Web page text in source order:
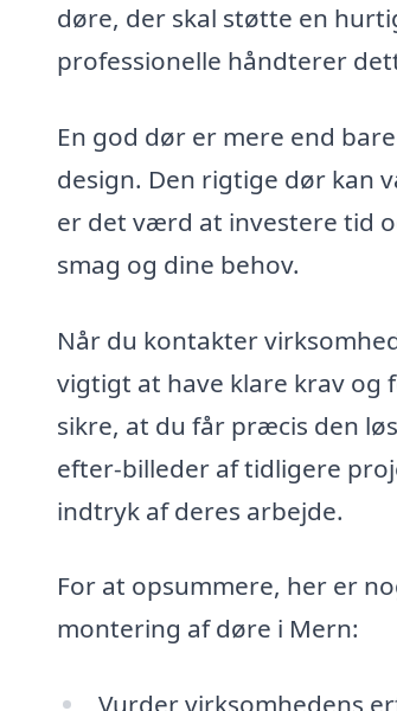
døre, der skal støtte en
professionelle håndterer
En god dør er mere end
design. Den rigtige dør kan
er det værd at investere tid
smag og dine behov.
Når du kontakter
vigtigt at have klare krav og
sikre, at du får præcis den
efter-billeder af tidligere
indtryk af deres arbejde.
For at opsummere, her er
montering af døre i Mern:
Vurder virksomhedens